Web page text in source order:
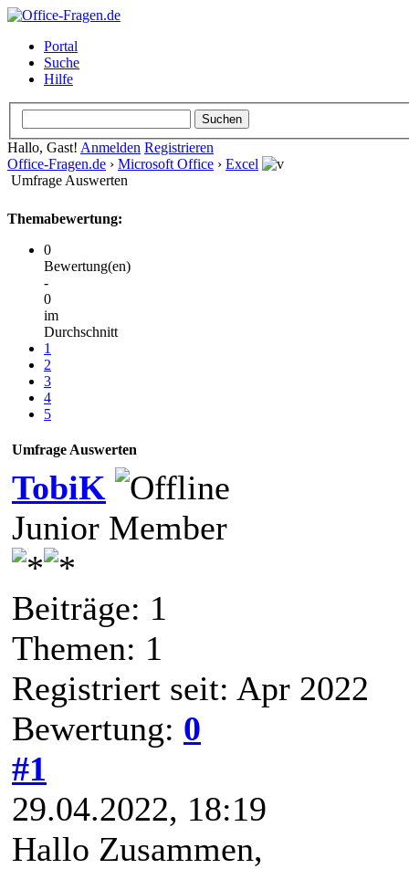
Portal
Suche
Hilfe
Hallo, Gast! Anmelden Registrieren
Office-Fragen.de › Microsoft Office › Excel
Umfrage Auswerten
Themabewertung:
0
Bewertung(en)
-
0
im
Durchschnitt
1
2
3
4
5
Umfrage Auswerten
TobiK
Junior Member
Beiträge: 1
Themen: 1
Registriert seit: Apr 2022
Bewertung: 0
#1
29.04.2022, 18:19
Hallo Zusammen,